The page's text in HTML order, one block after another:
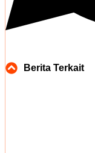
Berita Terkait